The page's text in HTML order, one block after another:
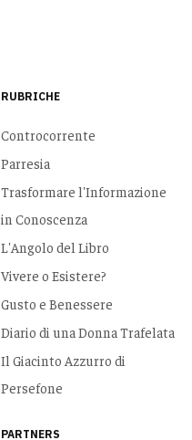
RUBRICHE
Controcorrente
Parresia
Trasformare l'Informazione
in Conoscenza
L'Angolo del Libro
Vivere o Esistere?
Gusto e Benessere
Diario di una Donna Trafelata
Il Giacinto Azzurro di
Persefone
PARTNERS